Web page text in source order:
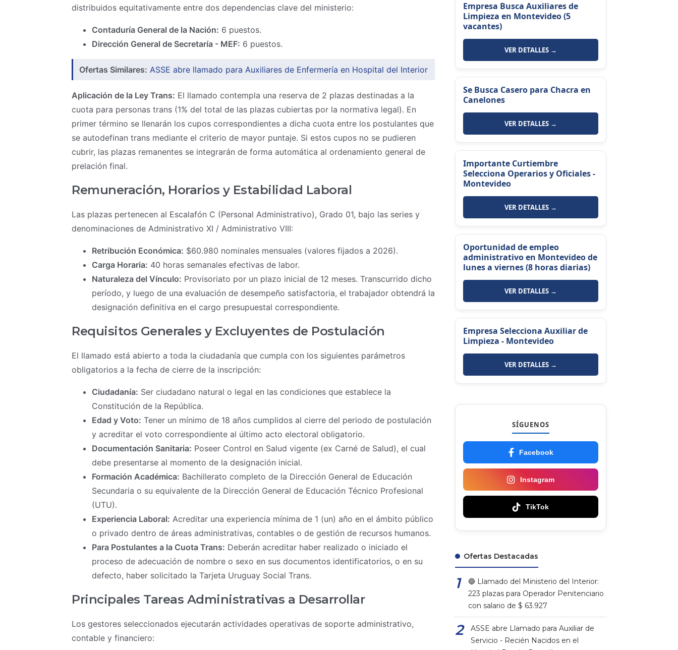
distribuidos equitativamente entre dos dependencias clave del ministerio:
Contaduría General de la Nación: 6 puestos.
Dirección General de Secretaría - MEF: 6 puestos.
Ofertas Similares: ASSE abre llamado para Auxiliares de Enfermería en Hospital del Interior
Aplicación de la Ley Trans: El llamado contempla una reserva de 2 plazas destinadas a la
cuota para personas trans (1% del total de las plazas cubiertas por la normativa legal). En
primer término se llenarán los cupos correspondientes a dicha cuota entre los postulantes que
se autodefinan trans mediante el criterio de mayor puntaje. Si estos cupos no se pudieren
cubrir, las plazas remanentes se integrarán de forma automática al ordenamiento general de
prelación final.
Remuneración, Horarios y Estabilidad Laboral
Las plazas pertenecen al Escalafón C (Personal Administrativo), Grado 01, bajo las series y
denominaciones de Administrativo XI / Administrativo VIII:
Retribución Económica: $60.980 nominales mensuales (valores fijados a 2026).
Carga Horaria: 40 horas semanales efectivas de labor.
Naturaleza del Vínculo: Provisoriato por un plazo inicial de 12 meses. Transcurrido dicho
período, y luego de una evaluación de desempeño satisfactoria, el trabajador obtendrá la
designación definitiva en el cargo presupuestal correspondiente.
Requisitos Generales y Excluyentes de Postulación
El llamado está abierto a toda la ciudadanía que cumpla con los siguientes parámetros
obligatorios a la fecha de cierre de la inscripción:
Ciudadanía: Ser ciudadano natural o legal en las condiciones que establece la
Constitución de la República.
Edad y Voto: Tener un mínimo de 18 años cumplidos al cierre del periodo de postulación
y acreditar el voto correspondiente al último acto electoral obligatorio.
Documentación Sanitaria: Poseer Control en Salud vigente (ex Carné de Salud), el cual
debe presentarse al momento de la designación inicial.
Formación Académica: Bachillerato completo de la Dirección General de Educación
Secundaria o su equivalente de la Dirección General de Educación Técnico Profesional
(UTU).
Experiencia Laboral: Acreditar una experiencia mínima de 1 (un) año en el ámbito público
o privado dentro de áreas administrativas, contables o de gestión de recursos humanos.
Para Postulantes a la Cuota Trans: Deberán acreditar haber realizado o iniciado el
proceso de adecuación de nombre o sexo en sus documentos identificatorios, o en su
defecto, haber solicitado la Tarjeta Uruguay Social Trans.
Principales Tareas Administrativas a Desarrollar
Los gestores seleccionados ejecutarán actividades operativas de soporte administrativo,
contable y financiero:
Empresa Busca Auxiliares de
Limpieza en Montevideo (5
vacantes)
VER DETALLES →
Se Busca Casero para Chacra en
Canelones
VER DETALLES →
Importante Curtiembre
Selecciona Operarios y Oficiales -
Montevideo
VER DETALLES →
Oportunidad de empleo
administrativo en Montevideo de
lunes a viernes (8 horas diarias)
VER DETALLES →
Empresa Selecciona Auxiliar de
Limpieza - Montevideo
VER DETALLES →
SÍGUENOS
Facebook
Instagram
TikTok
Ofertas Destacadas
🔵 Llamado del Ministerio del Interior:
223 plazas para Operador Penitenciario
con salario de $ 63.927
ASSE abre Llamado para Auxiliar de
Servicio - Recién Nacidos en el